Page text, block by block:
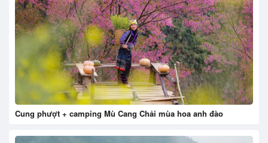
Cung phượt + camping Mù Cang Chải mùa hoa anh đào